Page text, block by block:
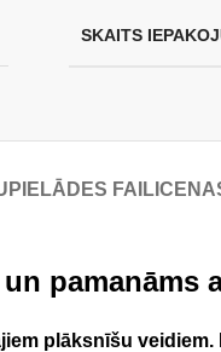
SKAITS
FAILI
pamanāms
plāksnīšu